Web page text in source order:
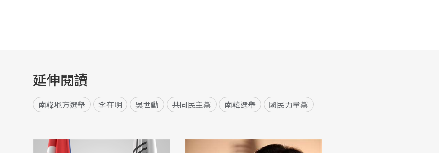
延伸閱讀
南韓地方選舉 李在明 吳世勳 共同民主黨 南韓選舉 國民力量黨